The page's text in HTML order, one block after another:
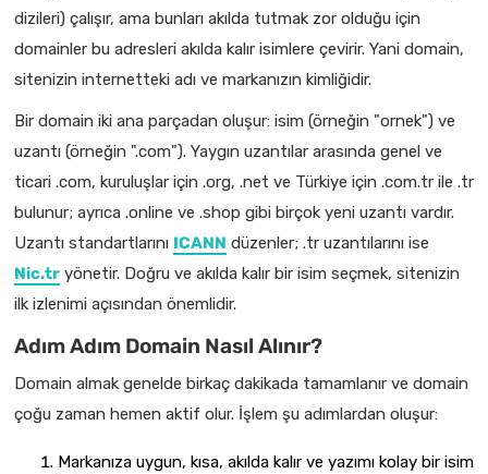
dizileri) çalışır, ama bunları akılda tutmak zor olduğu için
domainler bu adresleri akılda kalır isimlere çevirir. Yani domain,
sitenizin internetteki adı ve markanızın kimliğidir.
Bir domain iki ana parçadan oluşur: isim (örneğin "ornek") ve
uzantı (örneğin ".com"). Yaygın uzantılar arasında genel ve
ticari .com, kuruluşlar için .org, .net ve Türkiye için .com.tr ile .tr
bulunur; ayrıca .online ve .shop gibi birçok yeni uzantı vardır.
Uzantı standartlarını ICANN düzenler; .tr uzantılarını ise
Nic.tr yönetir. Doğru ve akılda kalır bir isim seçmek, sitenizin
ilk izlenimi açısından önemlidir.
Adım Adım Domain Nasıl Alınır?
Domain almak genelde birkaç dakikada tamamlanır ve domain
çoğu zaman hemen aktif olur. İşlem şu adımlardan oluşur:
Markanıza uygun, kısa, akılda kalır ve yazımı kolay bir isim